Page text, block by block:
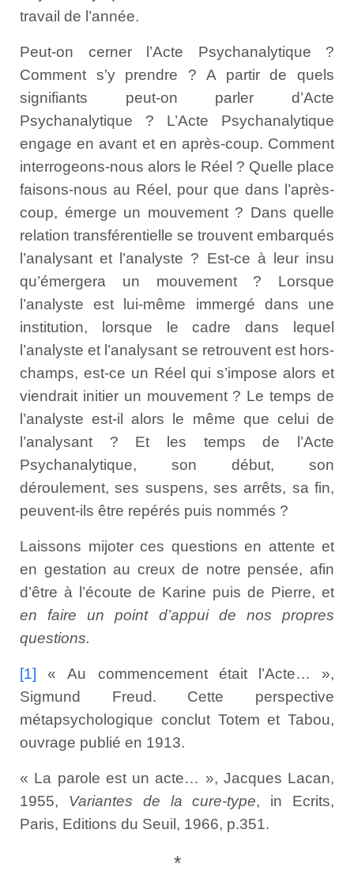
travail de l’année.
Peut-on cerner l’Acte Psychanalytique ?
Comment s’y prendre ? A partir de quels
signifiants peut-on parler d’Acte
Psychanalytique ? L’Acte Psychanalytique
engage en avant et en après-coup. Comment
interrogeons-nous alors le Réel ? Quelle place
faisons-nous au Réel, pour que dans l’après-
coup, émerge un mouvement ? Dans quelle
relation transférentielle se trouvent embarqués
l’analysant et l’analyste ? Est-ce à leur insu
qu’émergera un mouvement ? Lorsque
l’analyste est lui-même immergé dans une
institution, lorsque le cadre dans lequel
l’analyste et l’analysant se retrouvent est hors-
champs, est-ce un Réel qui s’impose alors et
viendrait initier un mouvement ? Le temps de
l’analyste est-il alors le même que celui de
l’analysant ? Et les temps de l’Acte
Psychanalytique, son début, son
déroulement, ses suspens, ses arrêts, sa fin,
peuvent-ils être repérés puis nommés ?
Laissons mijoter ces questions en attente et
en gestation au creux de notre pensée, afin
d’être à l’écoute de Karine puis de Pierre, et
en faire un point d’appui de nos propres
questions.
[1] « Au commencement était l’Acte… »,
Sigmund Freud. Cette perspective
métapsychologique conclut Totem et Tabou,
ouvrage publié en 1913.
« La parole est un acte… », Jacques Lacan,
1955, Variantes de la cure-type, in Ecrits,
Paris, Editions du Seuil, 1966, p.351.
*